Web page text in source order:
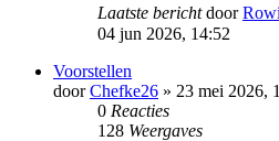
Laatste berichtdoor
04 jun 2026, 14:52
Voorstellen
doorChefke26 » 23 mei 2026,
0 Reacties
128 Weergaves